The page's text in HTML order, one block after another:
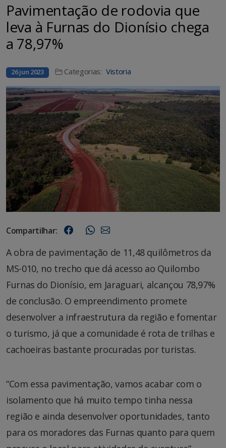
Pavimentação de rodovia que
leva à Furnas do Dionísio chega
a 78,97%
26 jun 2023 Categorias: Vistoria
Compartilhar:
A obra de pavimentação de 11,48 quilômetros da
MS-010, no trecho que dá acesso ao Quilombo
Furnas do Dionísio, em Jaraguari, alcançou 78,97%
de conclusão. O empreendimento promete
desenvolver a infraestrutura da região e fomentar
o turismo, já que a comunidade é rota de trilhas e
cachoeiras bastante procuradas por turistas.
“Com essa pavimentação, vamos acabar com o
isolamento que há muito tempo tinha nessa
região e ainda desenvolver oportunidades, tanto
para os moradores das Furnas quanto para quem